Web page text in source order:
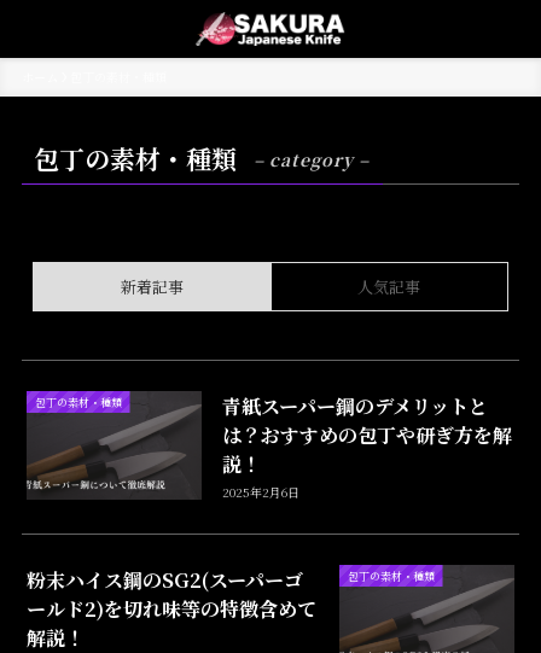
包丁の素材・種類 – category –
新着記事 人気記事
包丁の素材・種類
青紙スーパー鋼のデメリットと
は？おすすめの包丁や研ぎ方を解
説！
2025年2月6日
包丁の素材・種類
粉末ハイス鋼のSG2(スーパーゴ
ールド2)を切れ味等の特徴含めて
解説！